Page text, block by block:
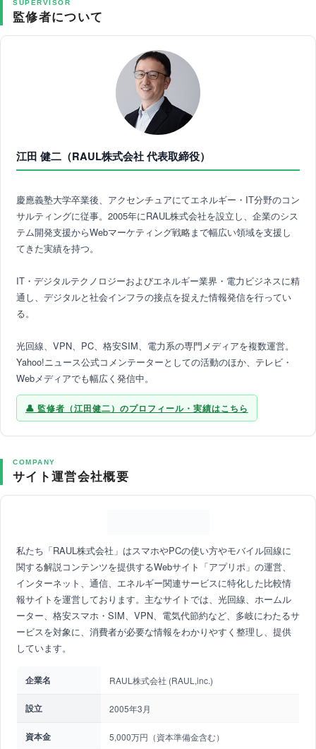
SUPERVISOR
監修者について
江田 健二（RAUL株式会社 代表取締役）
慶應義塾大学卒業後、アクセンチュアにてエネルギー・IT分野のコン
サルティングに従事。2005年にRAUL株式会社を設立し、企業のシス
テム開発支援からWebマーケティング戦略まで幅広い領域を支援し
てきた実績を持つ。
IT・デジタルテクノロジーおよびエネルギー業界・電力ビジネスに精
通し、デジタルと社会インフラの接点を捉えた情報発信を行ってい
る。
光回線、VPN、PC、格安SIM、電力系の専門メディアを複数運営。
Yahoo!ニュース公式コメンテーターとしての活動のほか、テレビ・
Webメディアでも幅広く発信中。
監修者（江田健二）のプロフィール・実績はこちら
COMPANY
サイト運営会社概要
私たち「RAUL株式会社」はスマホやPCの使い方やモバイル回線に
関する解説コンテンツを提供するWebサイト「アプリポ」の運営、
インターネット、通信、エネルギー関連サービスに特化した比較情
報サイトを運営しております。主なサイトでは、光回線、ホームル
ーター、格安スマホ・SIM、VPN、電気代節約など、多岐にわたるサ
ービスを対象に、消費者が必要な情報をわかりやすく整理し、提供
しています。
企業名 RAUL株式会社 (RAUL,inc.)
設立 2005年3月
資本金 5,000万円（資本準備金含む）